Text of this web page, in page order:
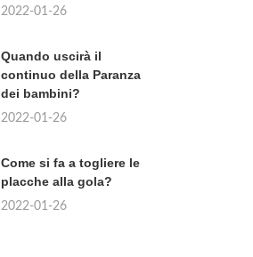
2022-01-26
Quando uscirà il
continuo della Paranza
dei bambini?
2022-01-26
Come si fa a togliere le
placche alla gola?
2022-01-26